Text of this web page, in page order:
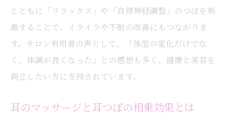
とともに「リラックス」や「自律神経調整」のつぼを刺
激することで、イライラや不眠の改善にもつながりま
す。サロン利用者の声として、「体型の変化だけでな
く、体調が良くなった」との感想も多く、健康と美容を
両立したい方に支持されています。
耳のマッサージと耳つぼの相乗効果とは